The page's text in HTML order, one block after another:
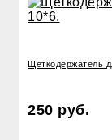
Щеткодержатель
250 руб.